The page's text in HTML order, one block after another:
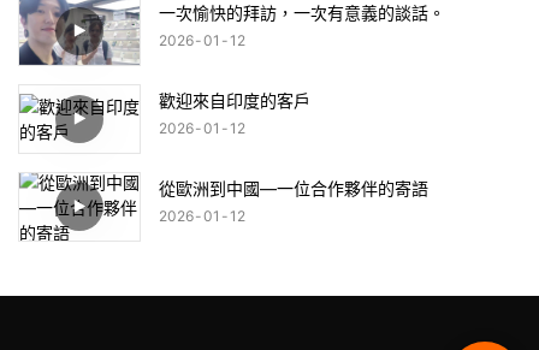
一次愉快的拜訪，一次有意義的談話。
2026 01 12
歡迎來自印度的客戶
2026 01 12
從歐洲到中國—一位合作夥伴的寄語
2026 01 12